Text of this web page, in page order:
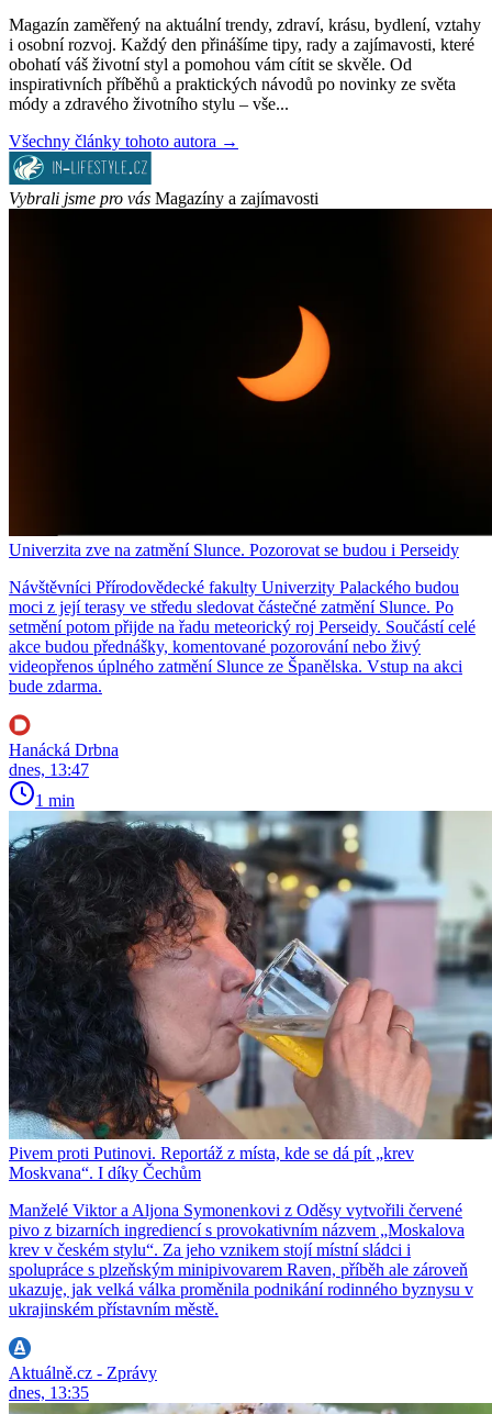
Magazín zaměřený na aktuální trendy, zdraví, krásu, bydlení, vztahy
i osobní rozvoj. Každý den přinášíme tipy, rady a zajímavosti, které
obohatí váš životní styl a pomohou vám cítit se skvěle. Od
inspirativních příběhů a praktických návodů po novinky ze světa
módy a zdravého životního stylu – vše...
Všechny články tohoto autora →
Vybrali jsme pro vás Magazíny a zajímavosti
Univerzita zve na zatmění Slunce. Pozorovat se budou i Perseidy
Návštěvníci Přírodovědecké fakulty Univerzity Palackého budou
moci z její terasy ve středu sledovat částečné zatmění Slunce. Po
setmění potom přijde na řadu meteorický roj Perseidy. Součástí celé
akce budou přednášky, komentované pozorování nebo živý
videopřenos úplného zatmění Slunce ze Španělska. Vstup na akci
bude zdarma.
Hanácká Drbna
dnes, 13:47
1 min
Pivem proti Putinovi. Reportáž z místa, kde se dá pít „krev
Moskvana“. I díky Čechům
Manželé Viktor a Aljona Symonenkovi z Oděsy vytvořili červené
pivo z bizarních ingrediencí s provokativním názvem „Moskalova
krev v českém stylu“. Za jeho vznikem stojí místní sládci i
spolupráce s plzeňským minipivovarem Raven, příběh ale zároveň
ukazuje, jak velká válka proměnila podnikání rodinného byznysu v
ukrajinském přístavním městě.
Aktuálně.cz - Zprávy
dnes, 13:35